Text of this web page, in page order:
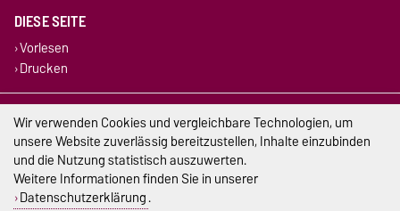
DIESE SEITE
Vorlesen
Drucken
Impressum
Datenschutz
Barrierefreiheit
Wir verwenden Cookies und vergleichbare Technologien, um
unsere Website zuverlässig bereitzustellen, Inhalte einzubinden
und die Nutzung statistisch auszuwerten.
Weitere Informationen finden Sie in unserer
Datenschutzerklärung.